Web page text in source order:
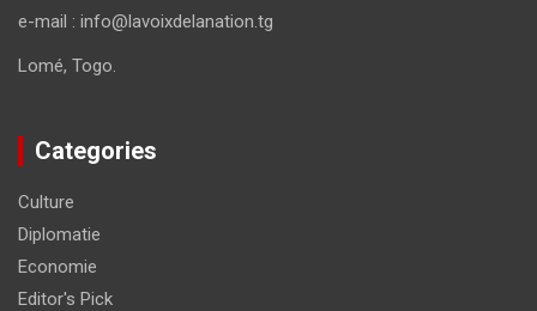
e-mail : info@lavoixdelanation.tg
Lomé, Togo.
Categories
Culture
Diplomatie
Economie
Editor's Pick